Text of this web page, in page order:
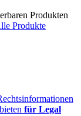
Produkten
Produkte
für Legal